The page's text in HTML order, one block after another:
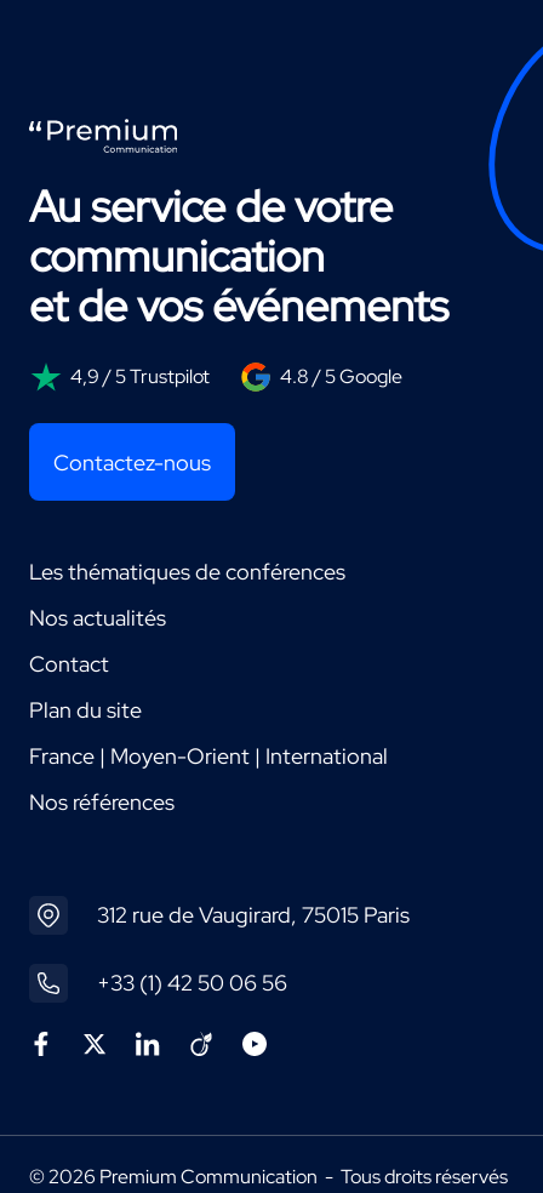
Au service de votre
communication
et de vos événements
4,9 / 5 Trustpilot 4.8 / 5 Google
Contactez-nous
Les thématiques de conférences
Nos actualités
Contact
Plan du site
France | Moyen-Orient | International
Nos références
312 rue de Vaugirard, 75015 Paris
+33 (1) 42 50 06 56
© 2026 Premium Communication - Tous droits réservés